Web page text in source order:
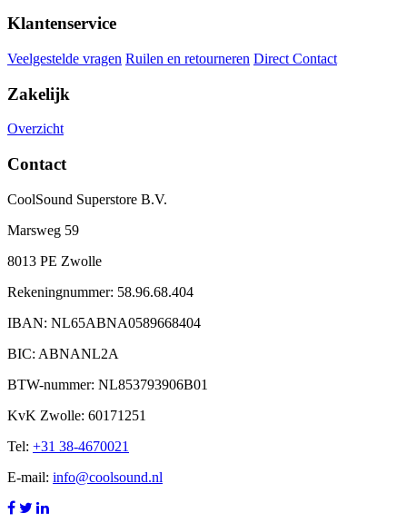
Klantenservice
Veelgestelde vragen Ruilen en retourneren Direct Contact
Zakelijk
Overzicht
Contact
CoolSound Superstore B.V.
Marsweg 59
8013 PE Zwolle
Rekeningnummer: 58.96.68.404
IBAN: NL65ABNA0589668404
BIC: ABNANL2A
BTW-nummer: NL853793906B01
KvK Zwolle: 60171251
Tel: +31 38-4670021
E-mail: info@coolsound.nl